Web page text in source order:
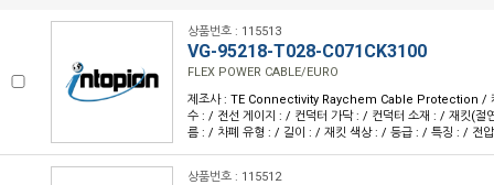
상품번호 : 115513
VG-95218-T028-C071CK3100
FLEX POWER CABLE/EURO
제조사 : TE Connectivity Raychem Cable Protection /
수 : / 전선 게이지 : / 컨덕터 가닥 : / 컨덕터 소재 : / 재킷(절
름 : / 차폐 유형 : / 길이 : / 재킷 색상 : / 등급 : / 특징 : / 전
상품번호 : 115512